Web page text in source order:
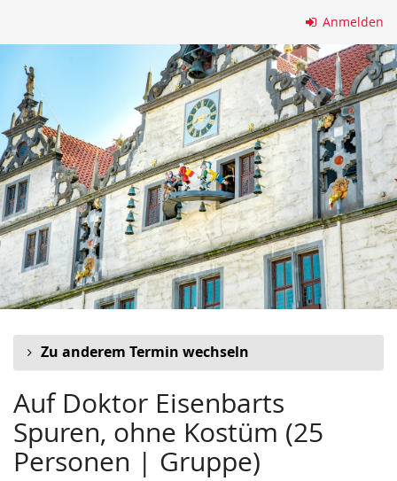
springen
Anmelden
Zu anderem Termin wechseln
Auf Doktor Eisenbarts
Spuren, ohne Kostüm (25
Personen | Gruppe)